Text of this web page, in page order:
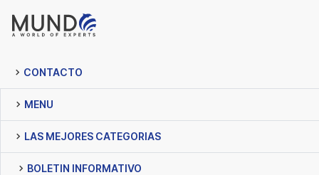
CONTACTO
MENU
LAS MEJORES CATEGORIAS
BOLETIN INFORMATIVO